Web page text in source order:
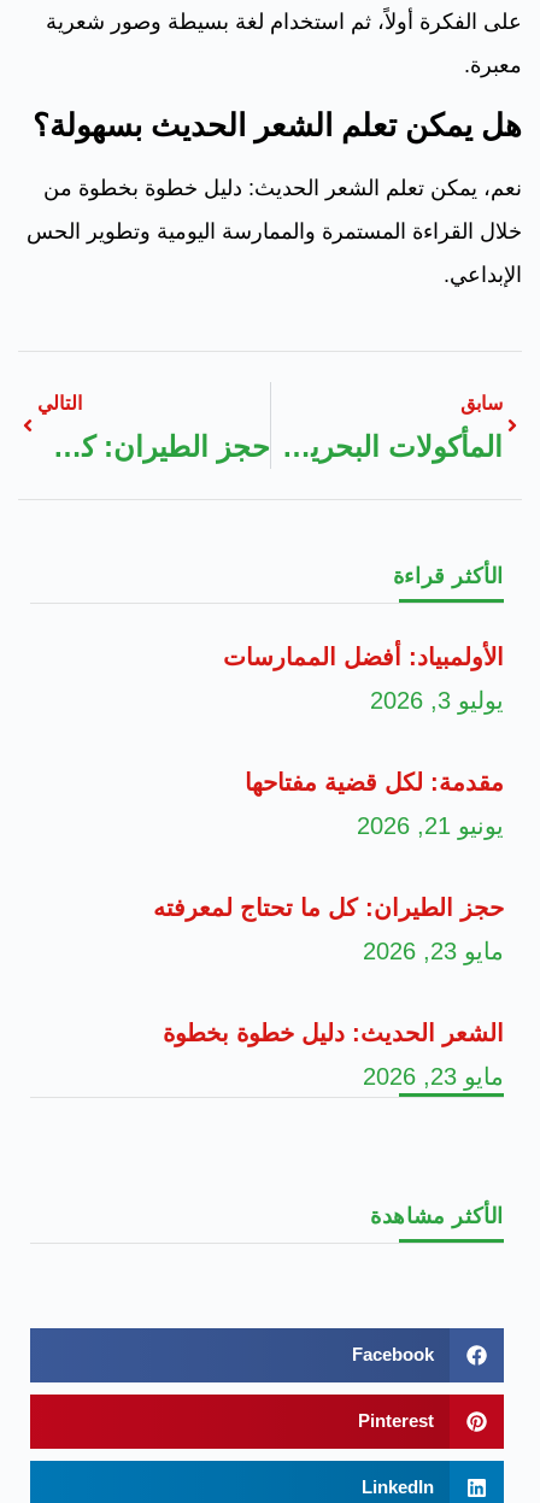
على الفكرة أولاً، ثم استخدام لغة بسيطة وصور شعرية
معبرة.
هل يمكن تعلم الشعر الحديث بسهولة؟
نعم، يمكن تعلم الشعر الحديث: دليل خطوة بخطوة من
خلال القراءة المستمرة والممارسة اليومية وتطوير الحس
الإبداعي.
سابق
المأكولات البحرية: نصائح وأمثلة عملية
التالي
حجز الطيران: كل ما تحتاج لمعرفته
الأكثر قراءة
الأولمبياد: أفضل الممارسات
يوليو 3, 2026
مقدمة: لكل قضية مفتاحها
يونيو 21, 2026
حجز الطيران: كل ما تحتاج لمعرفته
مايو 23, 2026
الشعر الحديث: دليل خطوة بخطوة
مايو 23, 2026
الأكثر مشاهدة
Facebook
Pinterest
LinkedIn